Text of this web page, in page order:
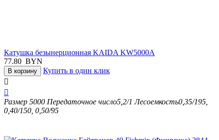
Катушка безынерционная KAIDA KW5000A
77.80 BYN
В корзину
Купить в один клик


Размер 5000 Передаточное число5,2/1 Лесоемкость0,35/195,
0,40/150, 0,50/95